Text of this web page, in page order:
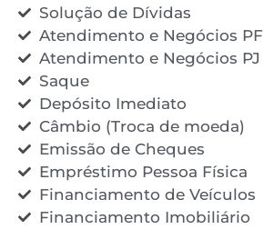
Solução de Dívidas
Atendimento e Negócios PF
Atendimento e Negócios PJ
Saque
Depósito Imediato
Câmbio (Troca de moeda)
Emissão de Cheques
Empréstimo Pessoa Física
Financiamento de Veículos
Financiamento Imobiliário